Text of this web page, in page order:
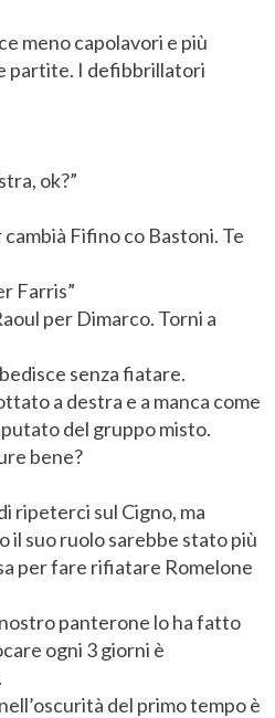
meno capolavori e più
partite. I defibbrillatori
ok?”
Fifino co Bastoni. Te
Farris”
per Dimarco. Torni a
senza fiatare.
a destra e a manca come
del gruppo misto.
bene?
ripeterci sul Cigno, ma
il suo ruolo sarebbe stato più
per fare rifiatare Romelone
panterone lo ha fatto
ogni 3 giorni è
del primo tempo è